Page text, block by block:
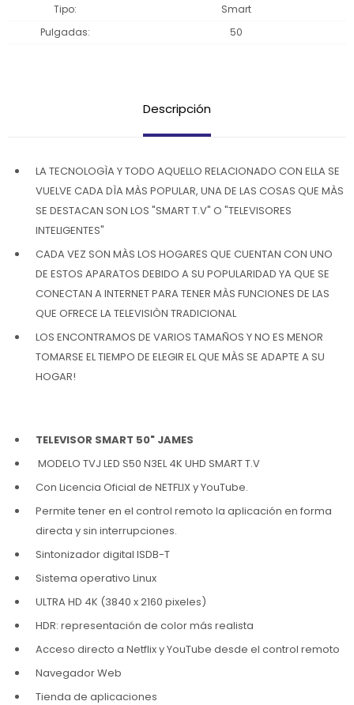
Tipo
Smart
Pulgadas
50
Descripción
LA TECNOLOGÌA Y TODO AQUELLO RELACIONADO CON ELLA SE
VUELVE CADA DÌA MÀS POPULAR, UNA DE LAS COSAS QUE MÀS
SE DESTACAN SON LOS "SMART T.V" O "TELEVISORES
INTELIGENTES"
CADA VEZ SON MÀS LOS HOGARES QUE CUENTAN CON UNO
DE ESTOS APARATOS DEBIDO A SU POPULARIDAD YA QUE SE
CONECTAN A INTERNET PARA TENER MÀS FUNCIONES DE LAS
QUE OFRECE LA TELEVISIÒN TRADICIONAL
LOS ENCONTRAMOS DE VARIOS TAMAÑOS Y NO ES MENOR
TOMARSE EL TIEMPO DE ELEGIR EL QUE MÀS SE ADAPTE A SU
HOGAR!
TELEVISOR SMART 50" JAMES
MODELO TVJ LED S50 N3EL 4K UHD SMART T.V
Con Licencia Oficial de NETFLIX y YouTube.
Permite tener en el control remoto la aplicación en forma
directa y sin interrupciones.
Sintonizador digital ISDB-T
Sistema operativo Linux
ULTRA HD 4K (3840 x 2160 pixeles)
HDR: representación de color más realista
Acceso directo a Netflix y YouTube desde el control remoto
Navegador Web
Tienda de aplicaciones